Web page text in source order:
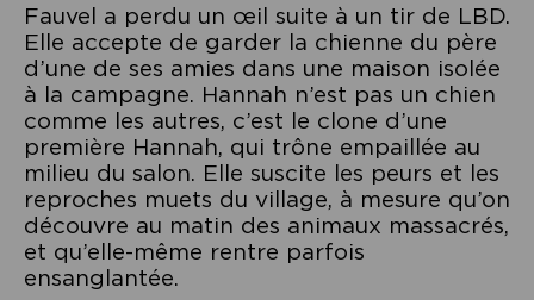
Fauvel a perdu un œil suite à un tir de LBD.
Elle accepte de garder la chienne du père
d’une de ses amies dans une maison isolée
à la campagne. Hannah n’est pas un chien
comme les autres, c’est le clone d’une
première Hannah, qui trône empaillée au
milieu du salon. Elle suscite les peurs et les
reproches muets du village, à mesure qu’on
découvre au matin des animaux massacrés,
et qu’elle-même rentre parfois
ensanglantée.